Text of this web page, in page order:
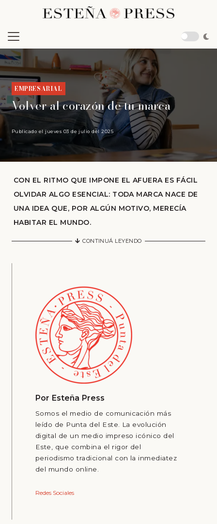
EMPRESARIAL
Volver al corazón de tu marca
Publicado el jueves 03 de julio del 2025
CON EL RITMO QUE IMPONE EL AFUERA ES FÁCIL
OLVIDAR ALGO ESENCIAL: TODA MARCA NACE DE
UNA IDEA QUE, POR ALGÚN MOTIVO, MERECÍA
HABITAR EL MUNDO.
CONTINUÁ LEYENDO
Por Esteña Press
Somos el medio de comunicación más
leído de Punta del Este. La evolución
digital de un medio impreso icónico del
Este, que combina el rigor del
periodismo tradicional con la inmediatez
del mundo online.
Redes Sociales